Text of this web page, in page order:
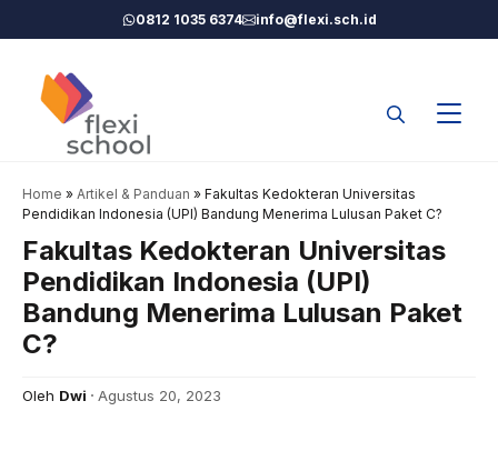
ke
0812 1035 6374 info@flexi.sch.id
Home » Artikel & Panduan » Fakultas Kedokteran Universitas
Pendidikan Indonesia (UPI) Bandung Menerima Lulusan Paket C?
Fakultas Kedokteran Universitas
Pendidikan Indonesia (UPI)
Bandung Menerima Lulusan Paket
C?
Oleh Dwi Agustus 20, 2023